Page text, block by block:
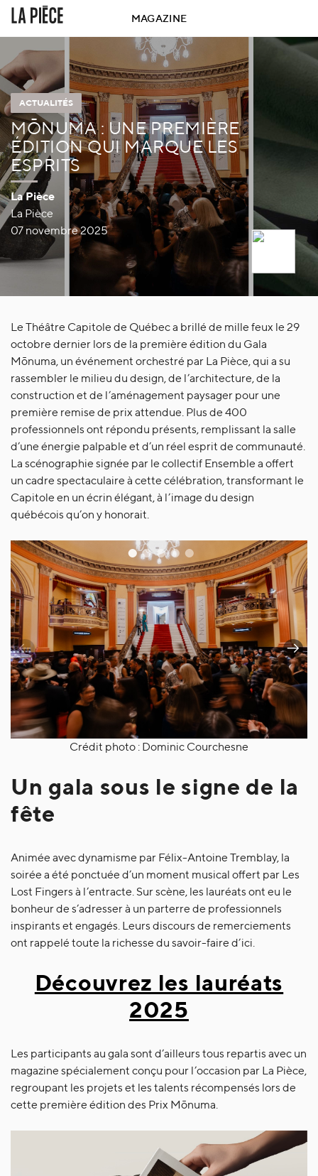
MAGAZINE
ACTUALITÉS
MŌNUMA : UNE PREMIÈRE
ÉDITION QUI MARQUE LES
ESPRITS
La Pièce
La Pièce
07 novembre 2025
Le Théâtre Capitole de Québec a brillé de mille feux le 29
octobre dernier lors de la première édition du Gala
Mōnuma, un événement orchestré par La Pièce, qui a su
rassembler le milieu du design, de l’architecture, de la
construction et de l’aménagement paysager pour une
première remise de prix attendue. Plus de 400
professionnels ont répondu présents, remplissant la salle
d’une énergie palpable et d’un réel esprit de communauté.
La scénographie signée par le collectif Ensemble a offert
un cadre spectaculaire à cette célébration, transformant le
Capitole en un écrin élégant, à l’image du design
québécois qu’on y honorait.
•••••
Crédit photo : Dominic Courchesne
Un gala sous le signe de la
fête
Animée avec dynamisme par Félix-Antoine Tremblay, la
soirée a été ponctuée d’un moment musical offert par Les
Lost Fingers à l’entracte. Sur scène, les lauréats ont eu le
bonheur de s’adresser à un parterre de professionnels
inspirants et engagés. Leurs discours de remerciements
ont rappelé toute la richesse du savoir-faire d’ici.
Découvrez les lauréats
2025
Les participants au gala sont d’ailleurs tous repartis avec un
magazine spécialement conçu pour l’occasion par La Pièce,
regroupant les projets et les talents récompensés lors de
cette première édition des Prix Mōnuma.